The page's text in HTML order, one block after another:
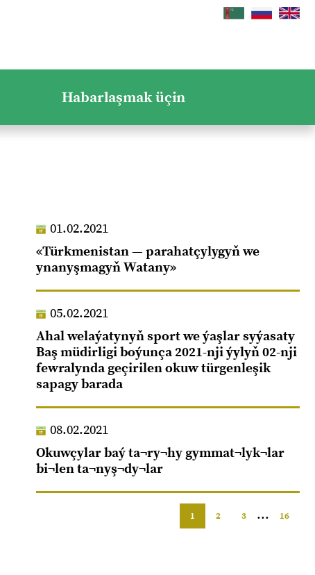
Habarlaşmak üçin
01.02.2021
«Türkmenistan — parahatçylygyň we
ynanyşmagyň Watany»
05.02.2021
Ahal welaýatynyň sport we ýaşlar syýasaty
Baş müdirligi boýunça 2021-nji ýylyň 02-nji
fewralynda geçirilen okuw türgenleşik
sapagy barada
08.02.2021
Okuwçylar baý ta¬ry¬hy gymmat¬lyk¬lar
bi¬len ta¬nyş¬dy¬lar
1 2 3 ... 16